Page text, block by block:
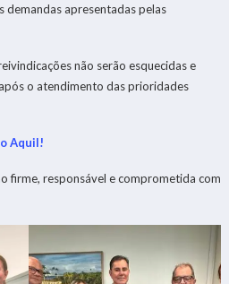
apresentadas pelas
não serão esquecidas e
o atendimento das prioridades
AquiI!
firme, responsável e comprometida com